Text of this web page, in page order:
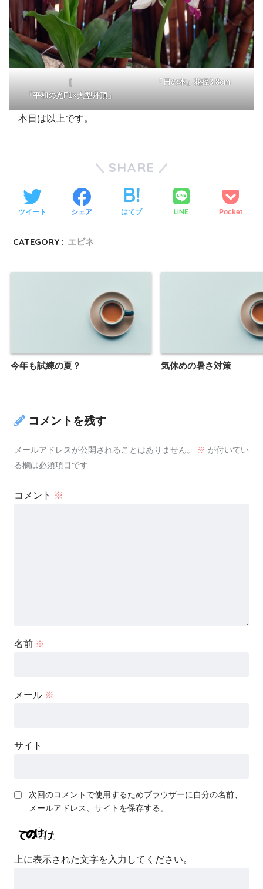
[
「平和の光F1×大型丹頂」
「日の本」花径3.8cm
本日は以上です。
SHARE
ツイート シェア はてブ LINE Pocket
CATEGORY : エビネ
今年も試練の夏？ 気休めの暑さ対策
コメントを残す
メールアドレスが公開されることはありません。 ※ が付いてい
る欄は必須項目です
コメント ※
名前 ※
メール ※
サイト
次回のコメントで使用するためブラウザーに自分の名前、
メールアドレス、サイトを保存する。
上に表示された文字を入力してください。